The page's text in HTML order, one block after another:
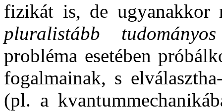
fizikát is, de ugyanakkor
pluralistább
probléma esetében
fogalmainak, s
(pl. a